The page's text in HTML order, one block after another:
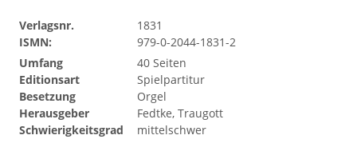
Verlagsnr.
1831
ISMN:
979-0-2044-1831-2
Umfang
40 Seiten
Editionsart
Spielpartitur
Besetzung
Orgel
Herausgeber
Fedtke, Traugott
Schwierigkeitsgrad
mittelschwer